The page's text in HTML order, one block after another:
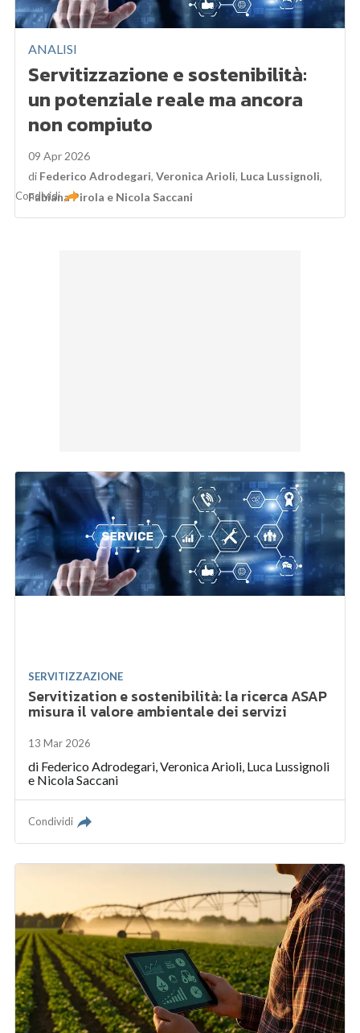
ANALISI
Servitizzazione e sostenibilità:
un potenziale reale ma ancora
non compiuto
09 Apr 2026
di Federico Adrodegari,Veronica Arioli, Luca Lussignoli,
Fabiana Pirola e Nicola Saccani
Condividi
SERVITIZZAZIONE
Servitization e sostenibilità: la ricerca ASAP
misura il valore ambientale dei servizi
13 Mar 2026
di Federico Adrodegari ,Veronica Arioli Luca Lussignoli
e Nicola Saccani
Condividi